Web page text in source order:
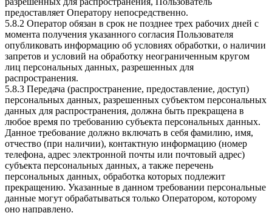
предоставляет Оператору непосредственно.
5.8.2 Оператор обязан в срок не позднее трех рабочих дней с
момента получения указанного согласия Пользователя
опубликовать информацию об условиях обработки, о наличии
запретов и условий на обработку неограниченным кругом
лиц персональных данных, разрешенных для
распространения.
5.8.3 Передача (распространение, предоставление, доступ)
персональных данных, разрешенных субъектом персональных
данных для распространения, должна быть прекращена в
любое время по требованию субъекта персональных данных.
Данное требование должно включать в себя фамилию, имя,
отчество (при наличии), контактную информацию (номер
телефона, адрес электронной почты или почтовый адрес)
субъекта персональных данных, а также перечень
персональных данных, обработка которых подлежит
прекращению. Указанные в данном требовании персональные
данные могут обрабатываться только Оператором, которому
оно направлено.